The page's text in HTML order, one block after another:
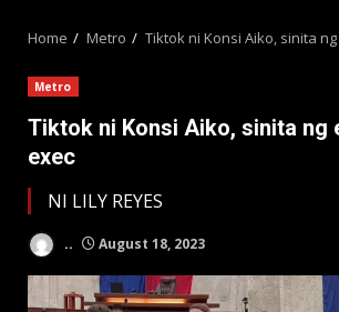
Home Metro Tiktok ni Konsi Aiko, sinita
Metro
Tiktok ni Konsi Aiko, sinita ng
exec
NI LILY REYES
.. August 18, 2023